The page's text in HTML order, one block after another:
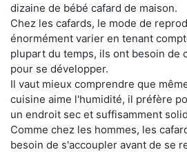
dizaine de bébé cafard de maison.
Chez les cafards, le mode de
énormément varier en tenant
plupart du temps, ils ont besoin de
pour se développer.
Il vaut mieux comprendre que
cuisine aime l'humidité, il préfère
un endroit sec et suffisamment
Comme chez les hommes, les
besoin de s'accoupler avant de se